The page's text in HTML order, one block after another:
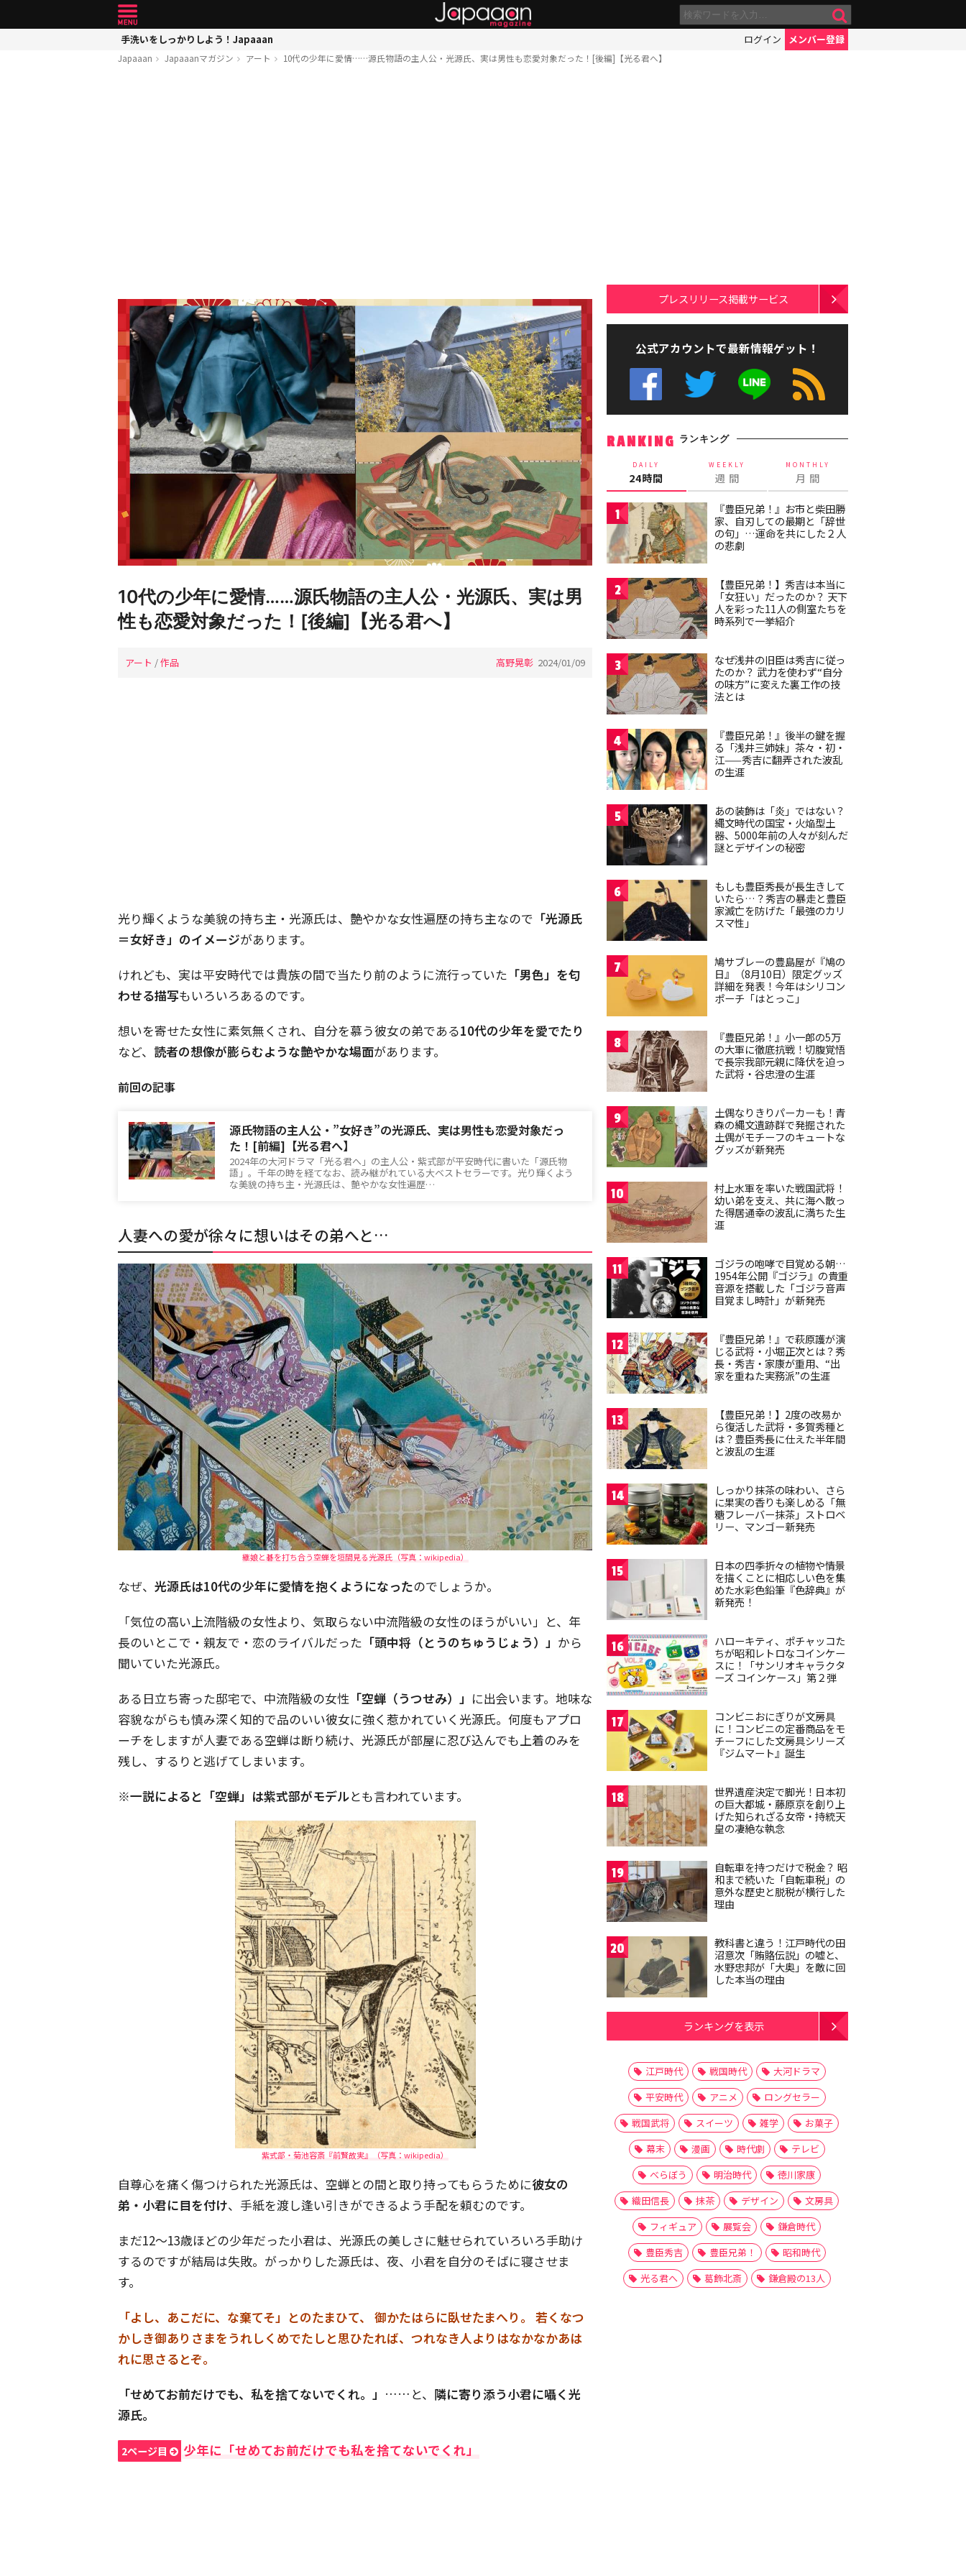
手洗いをしっかりしよう！Japaaan ログイン メンバー登録
Japaaan Japaaanマガジン アート 10代の少年に愛情……源氏物語の主人公・光源氏、実は男性も恋愛対象だった！[後編]【光る君へ】
10代の少年に愛情……源氏物語の主人公・光源氏、実は男
性も恋愛対象だった！[後編]【光る君へ】
アート /作品 高野晃彰 2024/01/09
光り輝くような美貌の持ち主・光源氏は、艶やかな女性遍歴の持ち主なので 「光源氏
＝女好き」のイメージがあります。
けれども、実は平安時代では貴族の間で当たり前のように流行っていた 「男色」を匂
わせる描写もいろいろあるのです。
想いを寄せた女性に素気無くされ、自分を慕う彼女の弟である10代の少年を愛でたり
など、 読者の想像が膨らむような艶やかな場面があります。
前回の記事
源氏物語の主人公・”女好き”の光源氏、実は男性も恋愛対象だっ
た！[前編]【光る君へ】
2024年の大河ドラマ「光る君へ」の主人公・紫式部が平安時代に書いた「源氏物
語」。千年の時を経てなお、読み継がれている大ベストセラーです。光り輝くよう
な美貌の持ち主・光源氏は、艶やかな女性遍歴…
人妻への愛が徐々に想いはその弟へと…
継娘と碁を打ち合う空蝉を垣間見る光源氏（写真：wikipedia）
なぜ、 光源氏は10代の少年に愛情を抱くようになったのでしょうか。
「気位の高い上流階級の女性より、気取らない中流階級の女性のほうがいい」と、年
長のいとこで・親友で・恋のライバルだった 「頭中将（とうのちゅうじょう）」 から
聞いていた光源氏。
ある日立ち寄った邸宅で、中流階級の女性 「空蝉（うつせみ）」 に出会います。地味な
容貌ながらも慎み深く知的で品のいい彼女に強く惹かれていく光源氏。何度もアプロ
ーチをしますが人妻である空蝉は断り続け、光源氏が部屋に忍び込んでも上着のみを
残し、するりと逃げてしまいます。
※一説によると「空蝉」は紫式部がモデルとも言われています。
紫式部・菊池容斎『前賢故実』（写真：wikipedia）
自尊心を痛く傷つけられた光源氏は、空蝉との間と取り持ってもらうために彼女の
弟・小君に目を付け、手紙を渡し逢い引きができるよう手配を頼むのです。
まだ12〜13歳ほどの少年だった小君は、光源氏の美しさに魅せられていろいろ手助け
するのですが結局は失敗。がっかりした源氏は、夜、小君を自分のそばに寝させま
す。
「よし、あこだに、な棄てそ」とのたまひて、 御かたはらに臥せたまへり。 若くなつ
かしき御ありさまをうれしくめでたしと思ひたれば、つれなき人よりはなかなかあは
れに思さるとぞ。
「せめてお前だけでも、私を捨てないでくれ。」 ……と、 隣に寄り添う小君に囁く光
源氏。
2ページ目 少年に「せめてお前だけでも私を捨てないでくれ」
プレスリリース掲載サービス
公式アカウントで最新情報ゲット！
RANKING ランキング
DAILY
24時間
WEEKLY
週 間
MONTHLY
月 間
1
『豊臣兄弟！』お市と柴田勝
家、自刃しての最期と「辞世
の句」…運命を共にした２人
の悲劇
2
【豊臣兄弟！】秀吉は本当に
「女狂い」だったのか？ 天下
人を彩った11人の側室たちを
時系列で一挙紹介
3
なぜ浅井の旧臣は秀吉に従っ
たのか？ 武力を使わず“自分
の味方”に変えた裏工作の技
法とは
4
『豊臣兄弟！』後半の鍵を握
る「浅井三姉妹」茶々・初・
江——秀吉に翻弄された波乱
の生涯
5
あの装飾は「炎」ではない？
縄文時代の国宝・火焔型土
器、5000年前の人々が刻んだ
謎とデザインの秘密
6
もしも豊臣秀長が長生きして
いたら…？秀吉の暴走と豊臣
家滅亡を防げた「最強のカリ
スマ性」
7
鳩サブレーの豊島屋が『鳩の
日』（8月10日）限定グッズ
詳細を発表！今年はシリコン
ポーチ「はとっこ」
8
『豊臣兄弟！』小一郎の5万
の大軍に徹底抗戦！切腹覚悟
で長宗我部元親に降伏を迫っ
た武将・谷忠澄の生涯
9
土偶なりきりパーカーも！青
森の縄文遺跡群で発掘された
土偶がモチーフのキュートな
グッズが新発売
10
村上水軍を率いた戦国武将！
幼い弟を支え、共に海へ散っ
た得居通幸の波乱に満ちた生
涯
11
ゴジラの咆哮で目覚める朝…
1954年公開『ゴジラ』の貴重
音源を搭載した「ゴジラ音声
目覚まし時計」が新発売
12
『豊臣兄弟！』で萩原護が演
じる武将・小堀正次とは？秀
長・秀吉・家康が重用、“出
家を重ねた実務派”の生涯
13
【豊臣兄弟！】2度の改易か
ら復活した武将・多賀秀種と
は？豊臣秀長に仕えた半年間
と波乱の生涯
14
しっかり抹茶の味わい、さら
に果実の香りも楽しめる「無
糖フレーバー抹茶」ストロベ
リー、マンゴー新発売
15
日本の四季折々の植物や情景
を描くことに相応しい色を集
めた水彩色鉛筆『色辞典』が
新発売！
16
ハローキティ、ポチャッコた
ちが昭和レトロなコインケー
スに！「サンリオキャラクタ
ーズ コインケース」第２弾
17
コンビニおにぎりが文房具
に！コンビニの定番商品をモ
チーフにした文房具シリーズ
『ジムマート』誕生
18
世界遺産決定で脚光！日本初
の巨大都城・藤原京を創り上
げた知られざる女帝・持統天
皇の凄絶な執念
19
自転車を持つだけで税金？ 昭
和まで続いた「自転車税」の
意外な歴史と脱税が横行した
理由
20
教科書と違う！江戸時代の田
沼意次「賄賂伝説」の嘘と、
水野忠邦が「大奥」を敵に回
した本当の理由
ランキングを表示
江戸時代 戦国時代
大河ドラマ
平安時代
アニメ
ロングセラー
戦国武将
スイーツ 雑学
お菓子
幕末
漫画 時代劇
テレビ
べらぼう
明治時代
徳川家康
織田信長
抹茶 デザイン
文房具
フィギュア
展覧会
鎌倉時代
豊臣秀吉
豊臣兄弟！
昭和時代
光る君へ
葛飾北斎 鎌倉殿の13人